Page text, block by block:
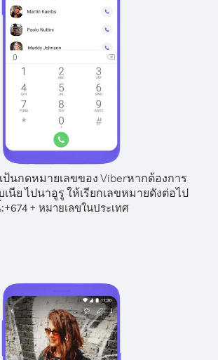
นกดหมายเลขของ Viberหากต้องการ
นีย ไปนาอูรู ให้เรียกเลขหมายดังต่อไป
+674+ หมายเลขในประเทศ